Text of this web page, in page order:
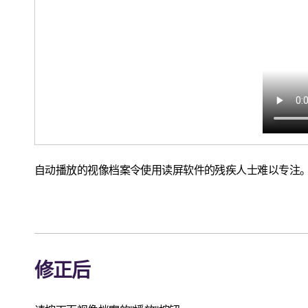
自动播放的视像档案令使用读屏软件的残疾人士难以专注
修正后